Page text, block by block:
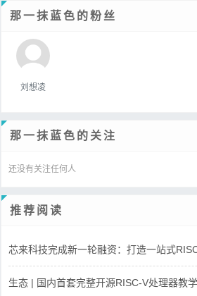
那一抹蓝色的粉丝
刘想凌
那一抹蓝色的关注
还没有关注任何人
推荐阅读
芯来科技完成新一轮融资：打造一站式
生态 | 国内首套完整开源RISC-V处理器教